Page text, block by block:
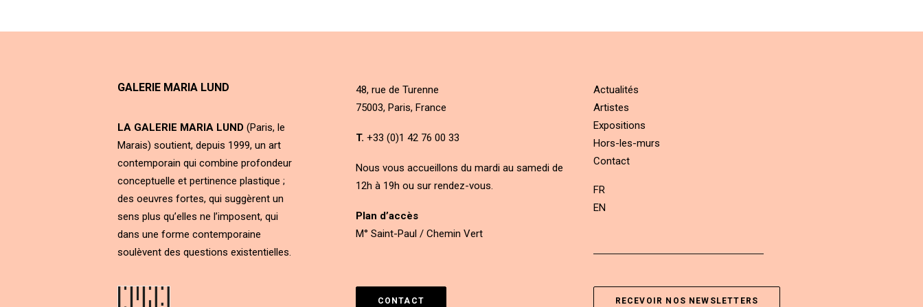
GALERIE MARIA LUND
LA GALERIE MARIA LUND (Paris, le
Marais) soutient, depuis 1999, un art
contemporain qui combine profondeur
conceptuelle et pertinence plastique ;
des oeuvres fortes, qui suggèrent un
sens plus qu’elles ne l’imposent, qui
dans une forme contemporaine
soulèvent des questions existentielles.
48, rue de Turenne
75003, Paris, France
T. +33 (0)1 42 76 00 33
Nous vous accueillons du mardi au samedi de
12h à 19h ou sur rendez-vous.
Plan d’accès
M° Saint-Paul / Chemin Vert
Actualités
Artistes
Expositions
Hors-les-murs
Contact
FR
EN
CONTACT RECEVOIR NOS NEWSLETTERS